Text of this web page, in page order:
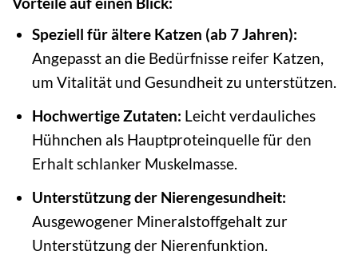
Speziell für ältere Katzen (ab 7 Jahren):
Angepasst an die Bedürfnisse reifer Katzen,
um Vitalität und Gesundheit zu unterstützen.
Hochwertige Zutaten: Leicht verdauliches
Hühnchen als Hauptproteinquelle für den
Erhalt schlanker Muskelmasse.
Unterstützung der Nierengesundheit:
Ausgewogener Mineralstoffgehalt zur
Unterstützung der Nierenfunktion.